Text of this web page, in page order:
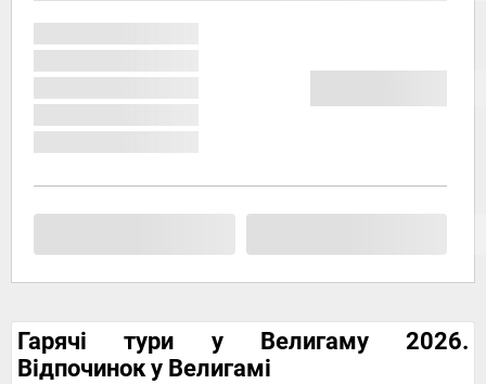
Гарячі тури у Велигаму 2026.
Відпочинок у Велигамі